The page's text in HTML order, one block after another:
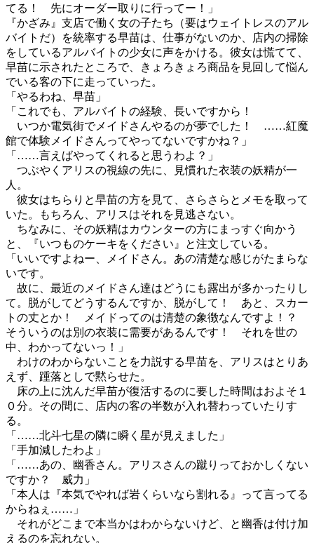
てる！ 先にオーダー取りに行ってー！」
『かざみ』支店で働く女の子たち（要はウェイトレスのアル
バイトだ）を統率する早苗は、仕事がないのか、店内の掃除
をしているアルバイトの少女に声をかける。彼女は慌てて、
早苗に示されたところで、きょろきょろ商品を見回して悩ん
でいる客の下に走っていった。
「やるわね、早苗」
「これでも、アルバイトの経験、長いですから！
いつか電気街でメイドさんやるのが夢でした！ ……紅魔
館で体験メイドさんってやってないですかね？」
「……言えばやってくれると思うわよ？」
つぶやくアリスの視線の先に、見慣れた衣装の妖精が一
人。
彼女はちらりと早苗の方を見て、さらさらとメモを取って
いた。もちろん、アリスはそれを見逃さない。
ちなみに、その妖精はカウンターの方にまっすぐ向かう
と、『いつものケーキをください』と注文している。
「いいですよねー、メイドさん。あの清楚な感じがたまらな
いです。
故に、最近のメイドさん達はどうにも露出が多かったりし
て。脱がしてどうするんですか、脱がして！ あと、スカー
トの丈とか！ メイドってのは清楚の象徴なんですよ！？
そういうのは別の衣装に需要があるんです！ それを世の
中、わかってないっ！」
わけのわからないことを力説する早苗を、アリスはとりあ
えず、踵落としで黙らせた。
床の上に沈んだ早苗が復活するのに要した時間はおよそ１
０分。その間に、店内の客の半数が入れ替わっていたりす
る。
「……北斗七星の隣に瞬く星が見えました」
「手加減したわよ」
「……あの、幽香さん。アリスさんの蹴りっておかしくない
ですか？ 威力」
「本人は『本気でやれば岩くらいなら割れる』って言ってる
からねぇ……」
それがどこまで本当かはわからないけど、と幽香は付け加
えるのを忘れない。